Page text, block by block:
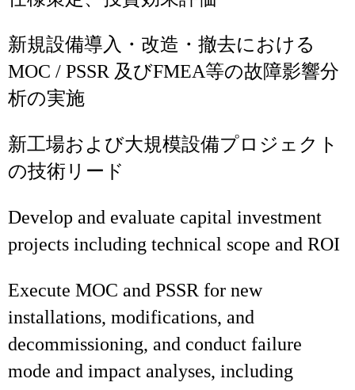
新規設備導入・改造・撤去における
MOC / PSSR 及びFMEA等の故障影響分
析の実施
新工場および大規模設備プロジェクト
の技術リード
Develop and evaluate capital investment
projects including technical scope and ROI
Execute MOC and PSSR for new
installations, modifications, and
decommissioning, and conduct failure
mode and impact analyses, including